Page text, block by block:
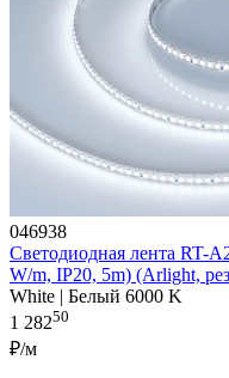
046938
Светодиодная лента RT-
W/m, IP20, 5m) (Arlight,
White | Белый 6000 K
1 28250
₽/м